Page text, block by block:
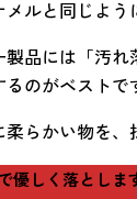
ルと同じよう
品には「汚
のがベストで
らかい物を
優しく落としま